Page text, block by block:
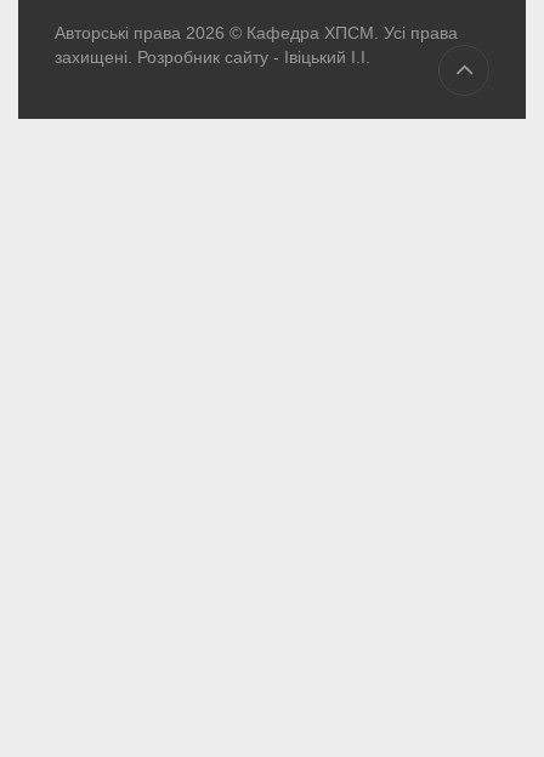
Авторські права 2026 © Кафедра ХПСМ. Усі права
захищені. Розробник сайту - Івіцький І.І.